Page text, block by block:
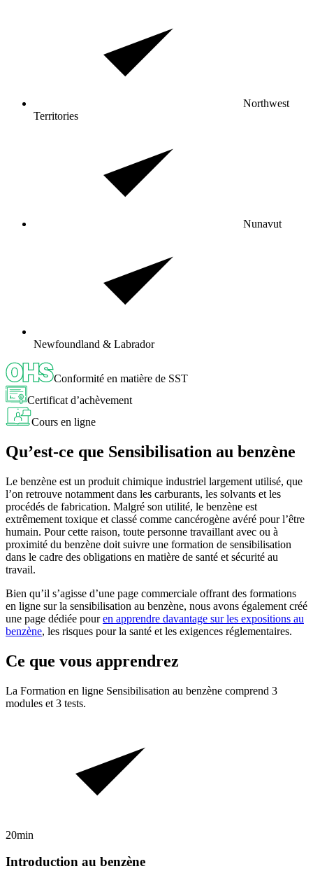
Northwest
Territories
Nunavut
Newfoundland & Labrador
Conformité en matière de SST
Certificat d’achèvement
Cours en ligne
Qu’est-ce que Sensibilisation au benzène
Le benzène est un produit chimique industriel largement utilisé, que
l’on retrouve notamment dans les carburants, les solvants et les
procédés de fabrication. Malgré son utilité, le benzène est
extrêmement toxique et classé comme cancérogène avéré pour l’être
humain. Pour cette raison, toute personne travaillant avec ou à
proximité du benzène doit suivre une formation de sensibilisation
dans le cadre des obligations en matière de santé et sécurité au
travail.
Bien qu’il s’agisse d’une page commerciale offrant des formations
en ligne sur la sensibilisation au benzène, nous avons également créé
une page dédiée pouren apprendre davantage sur les expositions au
benzène, les risques pour la santé et les exigences réglementaires.
Ce que vous apprendrez
La Formation en ligne Sensibilisation au benzène comprend 3
modules et 3 tests.
20min
Introduction au benzène